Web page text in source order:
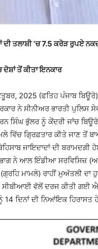
ਤਲਾਸ਼ੀ ‘ਚ 7.5 ਕਰੋੜ ਰੁਪਏ
ਤੋਂ ਕੀਤਾ ਇਨਕਾਰ
2025 (ਫਤਿਹ ਪੰਜਾਬ
ਨੇ ਸੀਨੀਅਰ ਭਾਰਤੀ
ਸਿੰਘ ਭੁੱਲਰ ਨੂੰ ਕੇਂਦਰੀ ਜਾਂਚ
ਵਿੱਚ ਗ੍ਰਿਫ਼ਤਾਰ ਕੀਤੇ ਜਾਣ ਤੋਂ
ਜਾਇਦਾਦਾਂ ਦੀ ਬਰਾਮਦਗੀ
ਨੇ ਆਲ ਇੰਡੀਆ ਸਰਵਿਸਿਜ਼
ਮਾਮਲੇ) ਰਾਹੀਂ ਮੁਅੱਤਲੀ
ਸੀਬੀਆਈ ਵੱਲੋਂ ਦਰਜ ਕੀਤੀ ਗਈ
14 ਦਿਨਾਂ ਦੀ ਨਿਆਂਇਕ